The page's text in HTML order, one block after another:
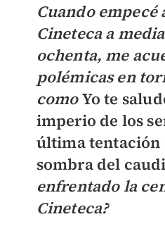
Cuando empecé
Cineteca a
ochenta, me
polémicas en
comoYo te
imperio de los
última tentación
sombra del
enfrentado la
Cineteca?